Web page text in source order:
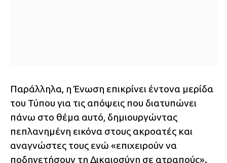
Παράλληλα, η Ένωση επικρίνει έντονα μερίδα
του Τύπου για τις απόψεις που διατυπώνει
πάνω στο θέμα αυτό, δημιουργώντας
πεπλανημένη εικόνα στους ακροατές και
αναγνώστες τους ενώ «επιχειρούν να
ποδηγετήσουν τη Δικαιοσύνη σε ατραπούς».